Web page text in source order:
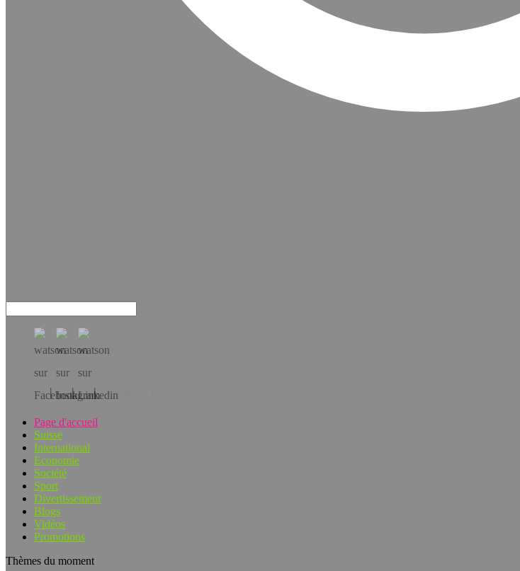
Téléchargez l’app!
Page d'accueil
Suisse
International
Economie
Société
Sport
Divertissement
Blogs
Vidéos
Promotions
Thèmes du moment